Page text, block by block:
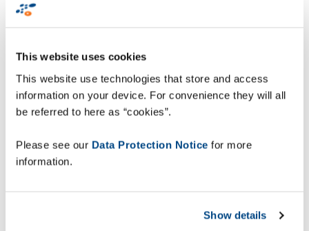
This website uses cookies
This website use technologies that store and access
information on your device. For convenience they will all
be referred to here as “cookies”.
Please see our Data Protection Notice for more
information.
Show details
Lagerprozesse
ZetesMedea sorgt für eine optimale
Auftragsausführung: Mitarbeiter:innen erledigen
die Prozesse geleitet. Dadurch entstehen weniger
Fehler in den Lagerprozessen, vom Wareneingang
unterschiedliche Technologien wie Pick-by-Voice,